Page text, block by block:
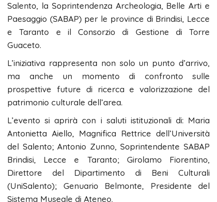
Salento, la Soprintendenza Archeologia, Belle Arti e
Paesaggio (SABAP) per le province di Brindisi, Lecce
e Taranto e il Consorzio di Gestione di Torre
Guaceto.
L’iniziativa rappresenta non solo un punto d’arrivo,
ma anche un momento di confronto sulle
prospettive future di ricerca e valorizzazione del
patrimonio culturale dell’area.
L’evento si aprirà con i saluti istituzionali di: Maria
Antonietta Aiello, Magnifica Rettrice dell’Università
del Salento; Antonio Zunno, Soprintendente SABAP
Brindisi, Lecce e Taranto; Girolamo Fiorentino,
Direttore del Dipartimento di Beni Culturali
(UniSalento); Genuario Belmonte, Presidente del
Sistema Museale di Ateneo.